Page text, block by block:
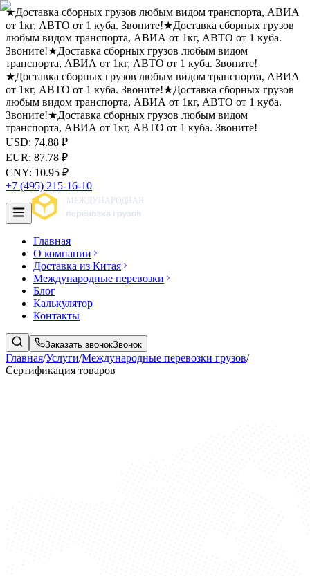
★Доставка сборных грузов любым видом транспорта, АВИА
от 1кг, АВТО от 1 куба. Звоните!★Доставка сборных грузов
любым видом транспорта, АВИА от 1кг, АВТО от 1 куба.
Звоните!★Доставка сборных грузов любым видом
транспорта, АВИА от 1кг, АВТО от 1 куба. Звоните!
★Доставка сборных грузов любым видом транспорта, АВИА
от 1кг, АВТО от 1 куба. Звоните!★Доставка сборных грузов
любым видом транспорта, АВИА от 1кг, АВТО от 1 куба.
Звоните!★Доставка сборных грузов любым видом
транспорта, АВИА от 1кг, АВТО от 1 куба. Звоните!
USD: 74.88 ₽
EUR: 87.78 ₽
CNY: 10.95 ₽
+7 (495) 215-16-10
Главная
О компании
Доставка из Китая
Международные перевозки
Блог
Калькулятор
Контакты
Заказать звонокЗвонок
Главная/Услуги/Международные перевозки грузов/
Сертификация товаров